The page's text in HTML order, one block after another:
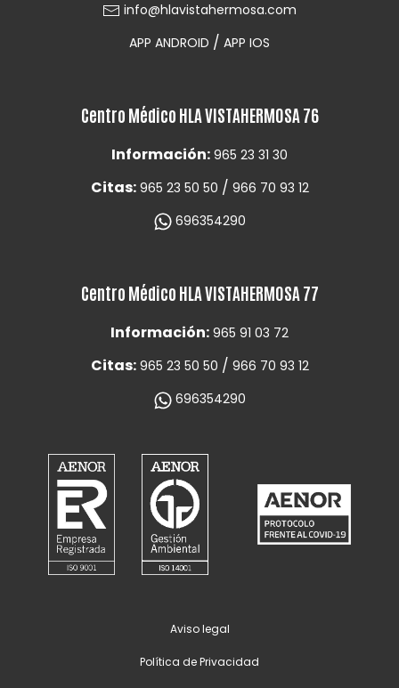
info@hlavistahermosa.com
APP ANDROID / APP IOS
Centro Médico HLA VISTAHERMOSA 76
Información: 965 23 31 30
Citas: 965 23 50 50 / 966 70 93 12
696354290
Centro Médico HLA VISTAHERMOSA 77
Información: 965 91 03 72
Citas: 965 23 50 50 / 966 70 93 12
696354290
Aviso legal
Política de Privacidad